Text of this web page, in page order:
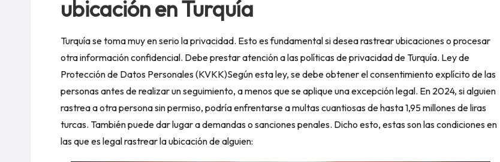
ubicación en Turquía
Turquía se toma muy en serio la privacidad. Esto es fundamental si desea rastrear ubicaciones o procesar
otra información confidencial. Debe prestar atención a las políticas de privacidad de Turquía. Ley de
Protección de Datos Personales (KVKK)Según esta ley, se debe obtener el consentimiento explícito de las
personas antes de realizar un seguimiento, a menos que se aplique una excepción legal. En 2024, si alguien
rastrea a otra persona sin permiso, podría enfrentarse a multas cuantiosas de hasta 1,95 millones de liras
turcas. También puede dar lugar a demandas o sanciones penales. Dicho esto, estas son las condiciones en
las que es legal rastrear la ubicación de alguien: